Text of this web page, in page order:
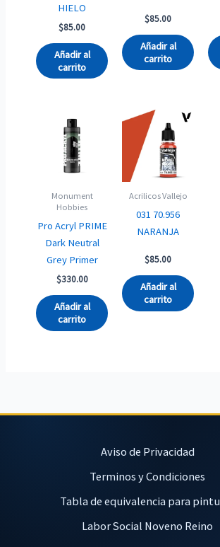
HIELO
$85.00
Añadir al
carrito
$85.00
Añadir al
carrito
Monument
Hobbies
Pro Acryl PRIME
Dark Neutral
Grey Primer
$330.00
Añadir al
carrito
Acrilicos Vallejo
031 70.956
NARANJA
$85.00
Añadir al
carrito
Aviso de Privacidad
Terminos y Condiciones
Tabla de equivalencia para
Labor Social Noveno Reino